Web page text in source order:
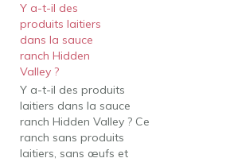
vinaigrette ranch contient
souvent du babeurre, de
la crème sure ou du
yogourt pour donner à la
vinaigrette sa saveur
piquante. Les vinaigrettes
ranch faites maison et…
Y a-t-il des
produits laitiers
dans la sauce
ranch Hidden
Valley ?
Y a-t-il des produits
laitiers dans la sauce
ranch Hidden Valley ? Ce
ranch sans produits
laitiers, sans œufs et